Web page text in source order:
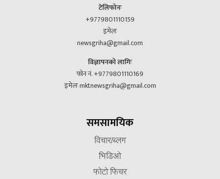
टेलिफोनः
+9779801110159
इमेलः
newsgriha@gmail.com
विज्ञापनको लागिः
फोन नं. +9779801110169
इमेलः mktnewsgriha@gmail.com
समसामयिक
विचार/ब्लग
भिडिओ
फोटो फिचर